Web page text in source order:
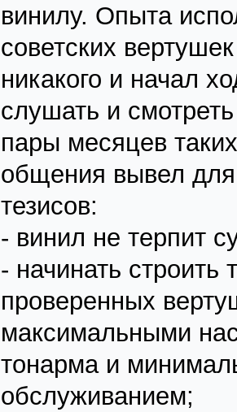
винилу. Опыта
советских
никакого и начал
слушать и
пары месяцев
общения вывел для
тезисов:
- винил не терпит
- начинать строить
проверенных
максимальными
тонарма и
обслуживанием;